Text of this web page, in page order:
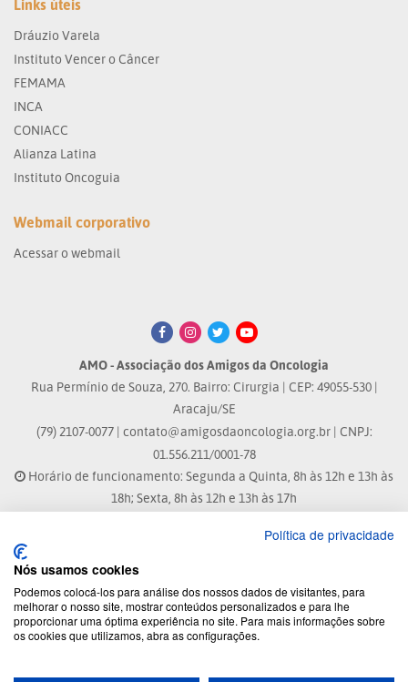
Links úteis
Dráuzio Varela
Instituto Vencer o Câncer
FEMAMA
INCA
CONIACC
Alianza Latina
Instituto Oncoguia
Webmail corporativo
Acessar o webmail
AMO - Associação dos Amigos da Oncologia
Rua Permínio de Souza, 270. Bairro: Cirurgia | CEP: 49055-530 |
Aracaju/SE
(79) 2107-0077 | contato@amigosdaoncologia.org.br| CNPJ:
01.556.211/0001-78
Horário de funcionamento: Segunda a Quinta, 8h às 12h e 13h às
18h; Sexta, 8h às 12h e 13h às 17h
Site atualizado em: 04/08/2026 às 10:33h
® Marca Registrada
© 2026 - Todos os direitos reservados.
Política de privacidade
Nós usamos cookies
Podemos colocá-los para análise dos nossos dados de visitantes, para
melhorar o nosso site, mostrar conteúdos personalizados e para lhe
proporcionar uma óptima experiência no site. Para mais informações sobre
os cookies que utilizamos, abra as configurações.